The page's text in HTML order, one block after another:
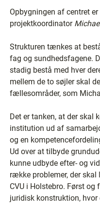
Opbygningen af centret
projektkoordinator
Strukturen tænkes at
fag og sundhedsfagene.
stadig bestå med hver
mellem de to søjler skal
fællesområder, som
Det er tanken, at der skal
institution ud af
og en
Ud over at tilbyde
kunne udbyde efter- og
række problemer, der
CVU i Holstebro. Først og
juridisk konstruktion,